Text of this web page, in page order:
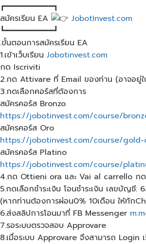
┏━━━━━━━━━━┓
สมัครเรียน EA
JobotInvest.com
┗━━━━━━━━━━┛
.ขั้นตอนการสมัครเรียน​ EA
1.เข้าเว็บเรียน Jobotinvest.com
กด Iscriviti
2.กด Attivare ที่ Email ของท่าน (อาจอยู่
3.กดเลือกคอร์สที่ต้องการ
สมัครคอร์ส Bronzo
https://jobotinvest.com/course/
สมัครคอร์ส Oro
https://jobotinvest.com/course/
สมัครคอร์ส Platino
https://jobotinvest.com/course/
4.กด Ottieni ora และ Vai al carrello ก
5.กดเลือกชำระเงิน โอนชำระเงิน เลขบัญ
(หากท่านต้องการผ่อน0% 10เดือน ให้ทัก
6.ส่งสลิปการโอนมาที่ FB Messenger
7.รอระบบตรวจสอบ Approvare
8.เมื่อระบบ Approvare จึงสามารถ Login